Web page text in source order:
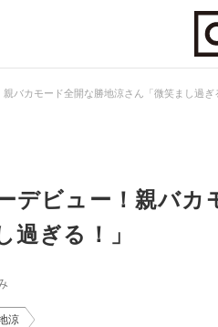
バカモード全開な勝地涼さん「微笑まし過ぎ
デビュー！親バカ
過ぎる！」
涼